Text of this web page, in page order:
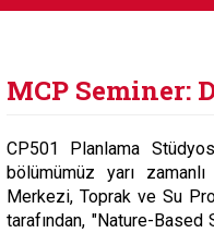
MCP Seminer:
CP501 Planlama
bölümümüz yarı
Merkezi, Toprak ve Su
tarafından, "Nature-